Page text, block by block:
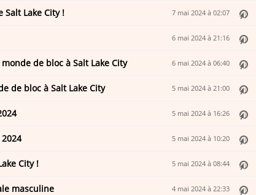
Lake City ! 7 mai 2024 à 02:07
6 mai 2024 à 21:16
de bloc à Salt Lake City 6 mai 2024 à 06:40
de bloc à Salt Lake City 5 mai 2024 à 21:00
5 mai 2024 à 16:26
5 mai 2024 à 10:20
City ! 5 mai 2024 à 08:44
masculine 4 mai 2024 à 22:33